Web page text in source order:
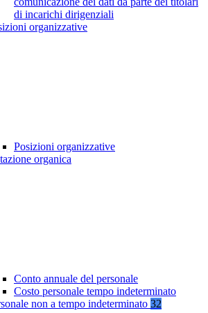
di incarichi dirigenziali
organizzative
Posizioni organizzative
organica
Conto annuale del personale
Costo personale tempo indeterminato
non a tempo indeterminato 32